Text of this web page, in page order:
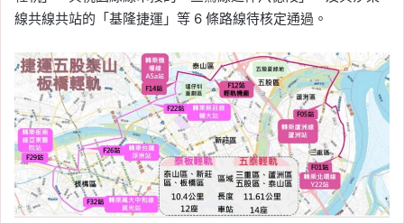
線共線共站的「基隆捷運」等 6 條路線待核定通過。